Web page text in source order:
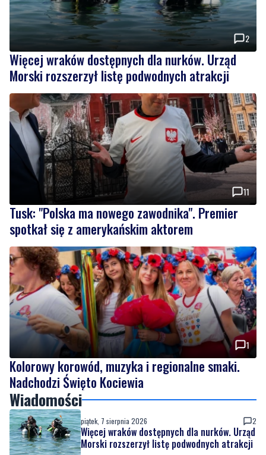
2
Więcej wraków dostępnych dla nurków. Urząd
Morski rozszerzył listę podwodnych atrakcji
11
Tusk: "Polska ma nowego zawodnika". Premier
spotkał się z amerykańskim aktorem
1
Kolorowy korowód, muzyka i regionalne smaki.
Nadchodzi Święto Kociewia
Wiadomości
piątek, 7 sierpnia 2026 2
Więcej wraków dostępnych dla nurków. Urząd
Morski rozszerzył listę podwodnych atrakcji